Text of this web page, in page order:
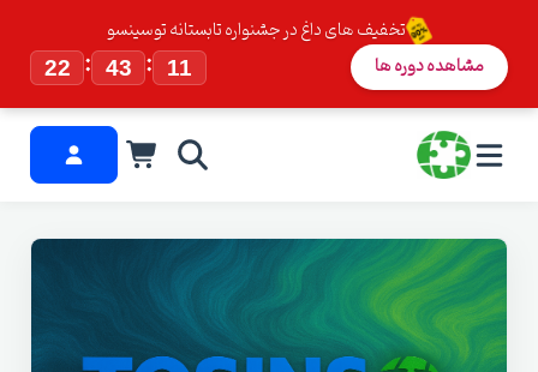
تخفیف های داغ در جشنواره تابستانه توسینسو
22
: 43 : 11 مشاهده دوره ها